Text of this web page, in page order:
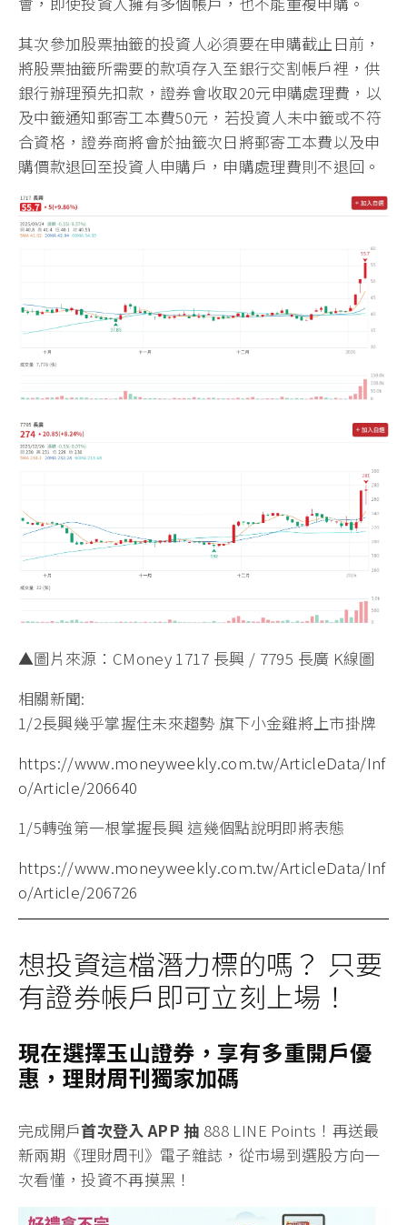
其次參加股票抽籤的投資人必須要在申購截止日前，
將股票抽籤所需要的款項存入至銀行交割帳戶裡，供
銀行辦理預先扣款，證券會收取20元申購處理費，以
及中籤通知郵寄工本費50元，若投資人未中籤或不符
合資格，證券商將會於抽籤次日將郵寄工本費以及申
購價款退回至投資人申購戶，申購處理費則不退回。
▲圖片來源：CMoney 1717 長興 / 7795 長廣 K線圖
相關新聞:
1/2長興幾乎掌握住未來趨勢 旗下小金雞將上市掛牌
https://www.moneyweekly.com.tw/ArticleData/Inf
o/Article/206640
1/5轉強第一根掌握長興 這幾個點說明即將表態
https://www.moneyweekly.com.tw/ArticleData/Inf
o/Article/206726
想投資這檔潛力標的嗎？ 只要
有證券帳戶即可立刻上場！
現在選擇玉山證券，享有多重開戶優
惠，理財周刊獨家加碼
完成開戶首次登入 APP 抽 888 LINE Points！ 再送最
新兩期《理財周刊》電子雜誌 ，從市場到選股方向一
次看懂，投資不再摸黑！